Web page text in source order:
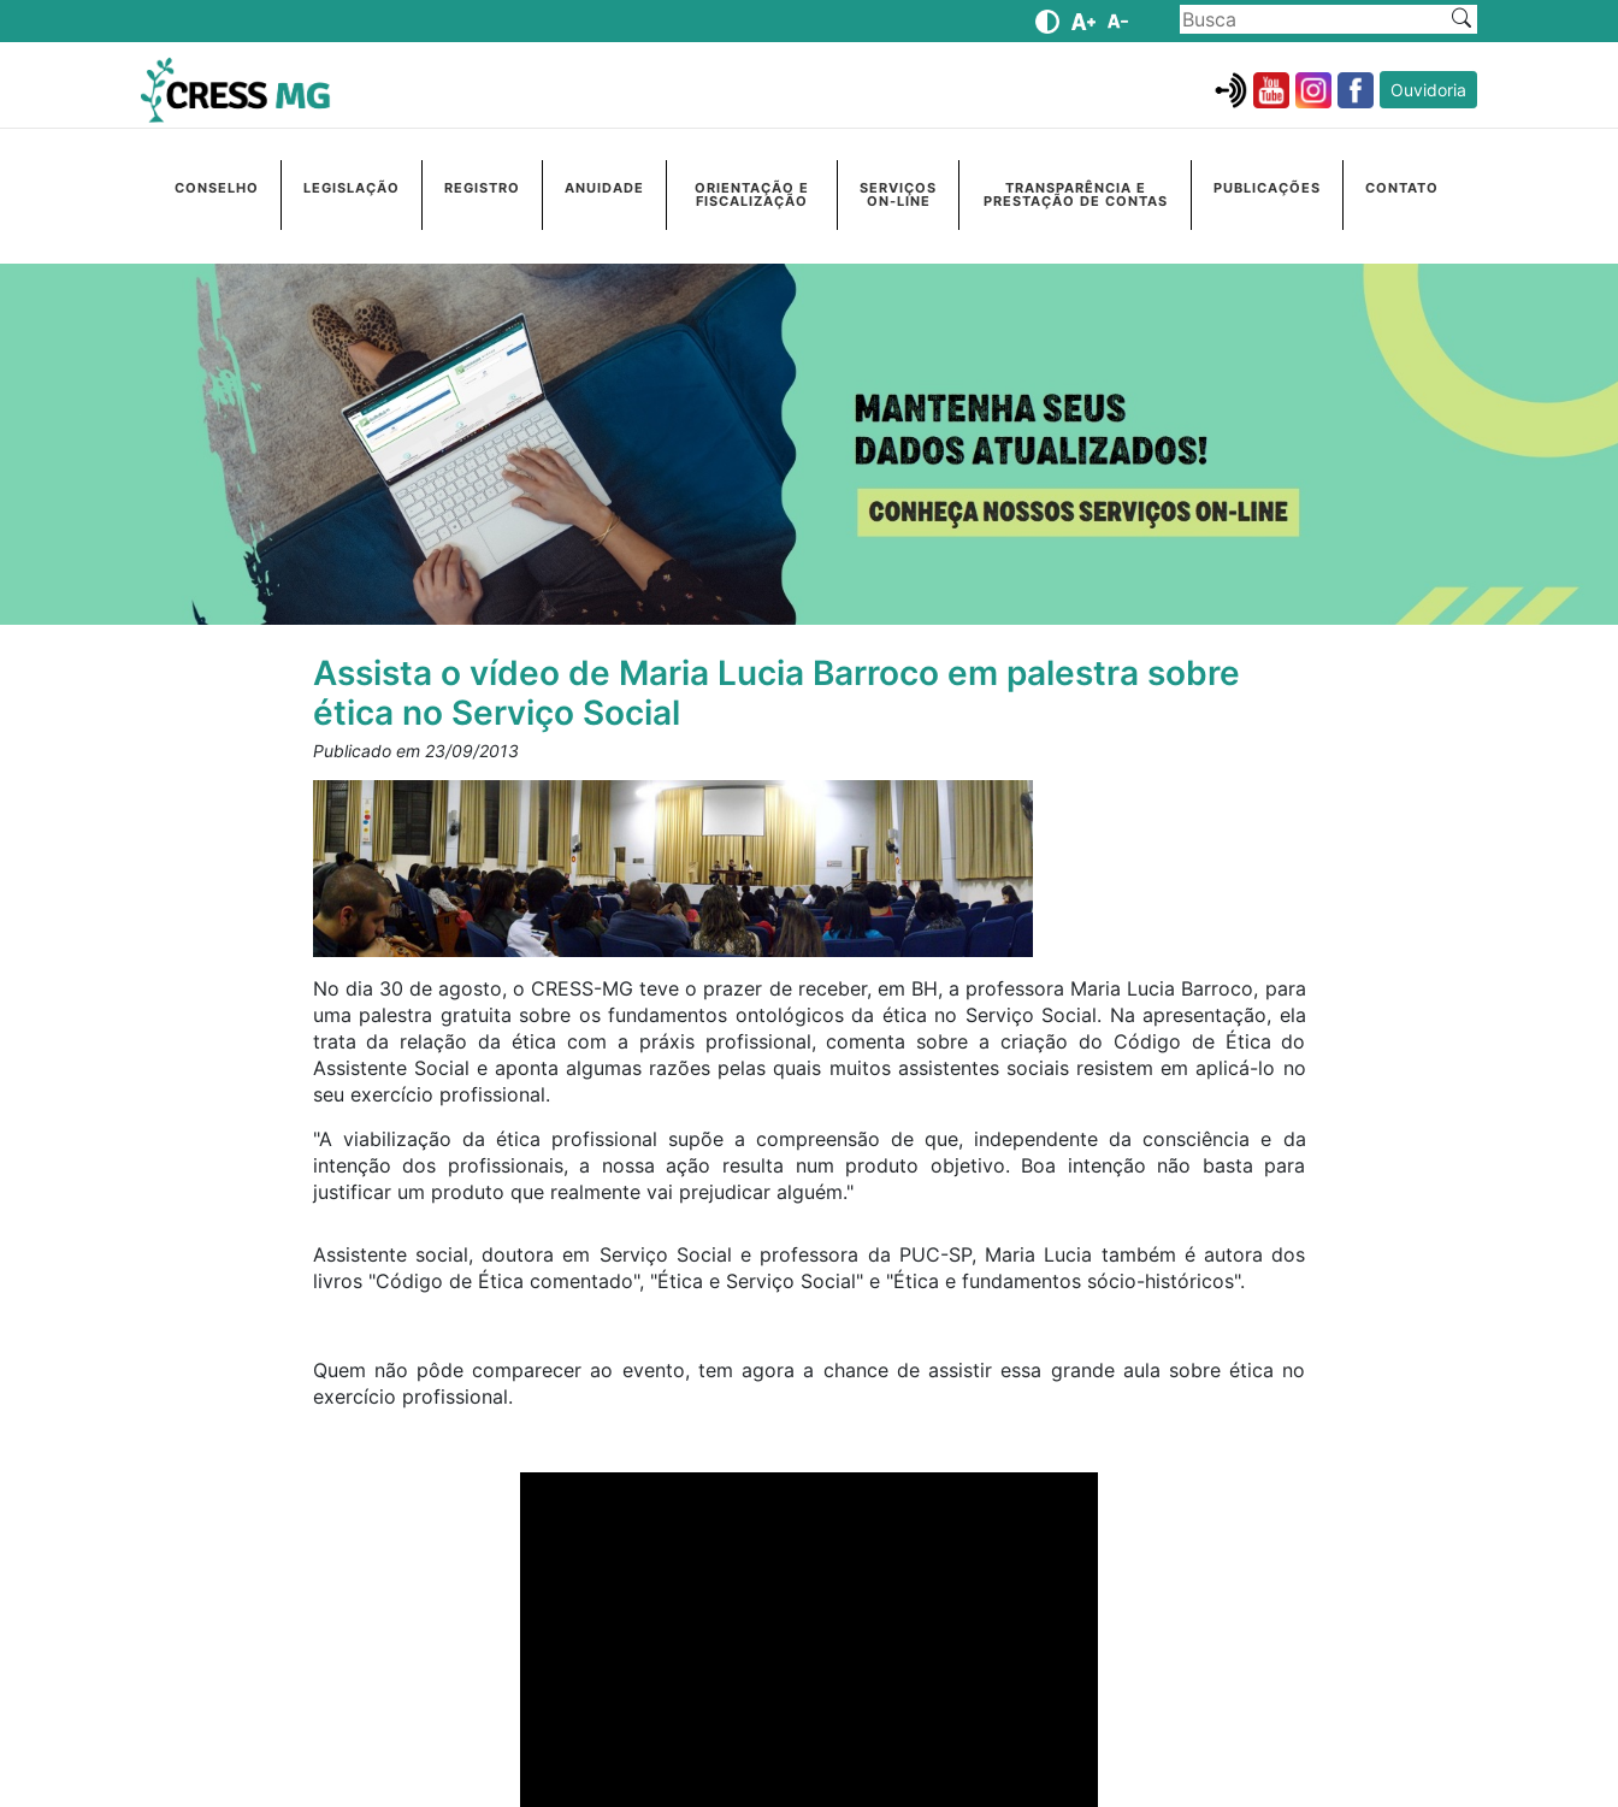
Ouvidoria
CONSELHO LEGISLAÇÃO REGISTRO ANUIDADE ORIENTAÇÃO E
FISCALIZAÇÃO
SERVIÇOS
ON-LINE
TRANSPARÊNCIA E
PRESTAÇÃO DE CONTAS
PUBLICAÇÕES CONTATO
Assista o vídeo de Maria Lucia Barroco em palestra sobre
ética no Serviço Social
Publicado em 23/09/2013
No dia 30 de agosto, o CRESS-MG teve o prazer de receber, em BH, a professora Maria Lucia Barroco, para
uma palestra gratuita sobre os fundamentos ontológicos da ética no Serviço Social. Na apresentação, ela
trata da relação da ética com a práxis profissional, comenta sobre a criação do Código de Ética do
Assistente Social e aponta algumas razões pelas quais muitos assistentes sociais resistem em aplicá-lo no
seu exercício profissional.
"A viabilização da ética profissional supõe a compreensão de que, independente da consciência e da
intenção dos profissionais, a nossa ação resulta num produto objetivo. Boa intenção não basta para
justificar um produto que realmente vai prejudicar alguém."
Assistente social, doutora em Serviço Social e professora da PUC-SP, Maria Lucia também é autora dos
livros "Código de Ética comentado", "Ética e Serviço Social" e "Ética e fundamentos sócio-históricos".
Quem não pôde comparecer ao evento, tem agora a chance de assistir essa grande aula sobre ética no
exercício profissional.